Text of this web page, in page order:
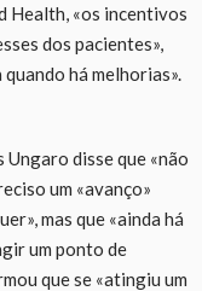
Health, «os incentivos
dos pacientes»,
há melhorias».
Ungaro disse que «não
um «avanço»
mas que «ainda há
um ponto de
que se «atingiu um